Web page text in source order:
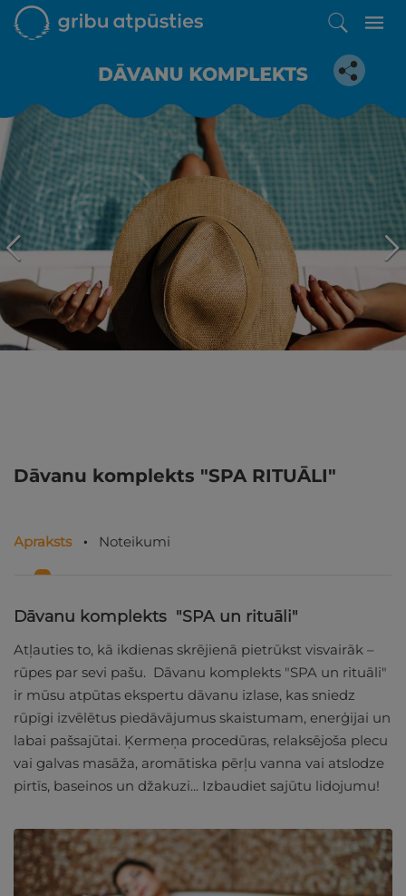
Iepatikās šis piedāvājums?
Līdz brīnišķīgai atpūtai atlikuši tikai daži soļi
PĒRKU
Dāvanu komplekts "SPA RITUĀLI"
Apraksts Noteikumi
Dāvanu komplekts "SPA un rituāli"
Atļauties to, kā ikdienas skrējienā pietrūkst visvairāk –
rūpes par sevi pašu. Dāvanu komplekts "SPA un rituāli"
ir mūsu atpūtas ekspertu dāvanu izlase, kas sniedz
rūpīgi izvēlētus piedāvājumus skaistumam, enerģijai un
labai pašsajūtai. Ķermeņa procedūras, relaksējoša plecu
vai galvas masāža, aromātiska pērļu vanna vai atslodze
pirtīs, baseinos un džakuzi... Izbaudiet sajūtu lidojumu!